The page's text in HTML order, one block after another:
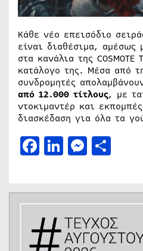
Κάθε νέο επεισόδιο
είναι διαθέσιμα, αμέσως
στα κανάλια της COSMOTE
κατάλογο της. Μέσα από
συνδρομητές
από 12.000 τίτλους, με
ντοκιμαντέρ και
διασκέδαση για όλα τα
Facebook
LinkedIn